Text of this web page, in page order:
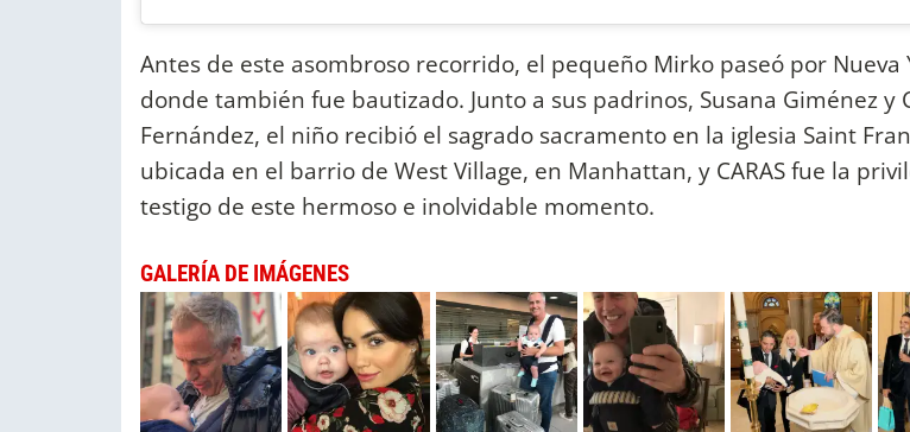
Antes de este asombroso recorrido, el pequeño Mirko paseó por Nueva
donde también fue bautizado. Junto a sus padrinos, Susana Giménez y
Fernández, el niño recibió el sagrado sacramento en la iglesia Saint
ubicada en el barrio de West Village, en Manhattan, y CARAS fue la
testigo de este hermoso e inolvidable momento.
GALERÍA DE IMÁGENES